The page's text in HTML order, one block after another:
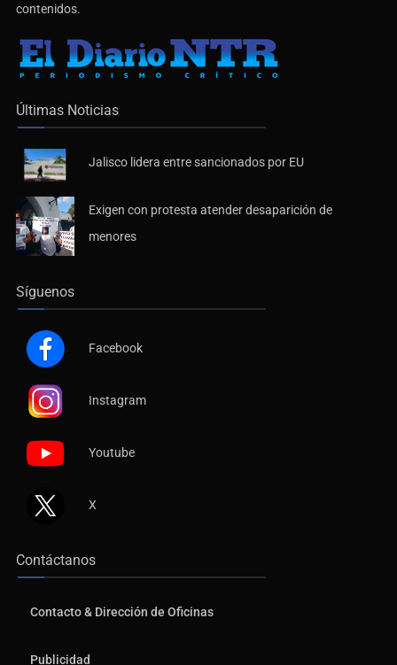
contenidos.
Últimas Noticias
Jalisco lidera entre sancionados por EU
Exigen con protesta atender desaparición de
menores
Síguenos
Facebook
Instagram
Youtube
X
Contáctanos
Contacto & Dirección de Oficinas
Publicidad